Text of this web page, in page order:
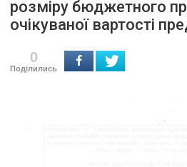
розміру бюджетного
очікуваної вартості
0
Поділились